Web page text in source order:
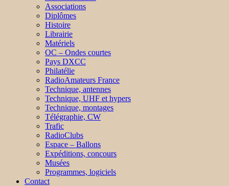
Associations
Diplômes
Histoire
Librairie
Matériels
OC – Ondes courtes
Pays DXCC
Philatélie
RadioAmateurs France
Technique, antennes
Technique, UHF et hypers
Technique, montages
Télégraphie, CW
Trafic
RadioClubs
Espace – Ballons
Expéditions, concours
Musées
Programmes, logiciels
Contact